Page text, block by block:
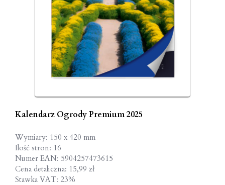
Kalendarz Ogrody Premium 2025
Wymiary: 150 x 420 mm
Ilość stron: 16
Numer EAN: 5904257473615
Cena detaliczna: 15,99 zł
Stawka VAT: 23%